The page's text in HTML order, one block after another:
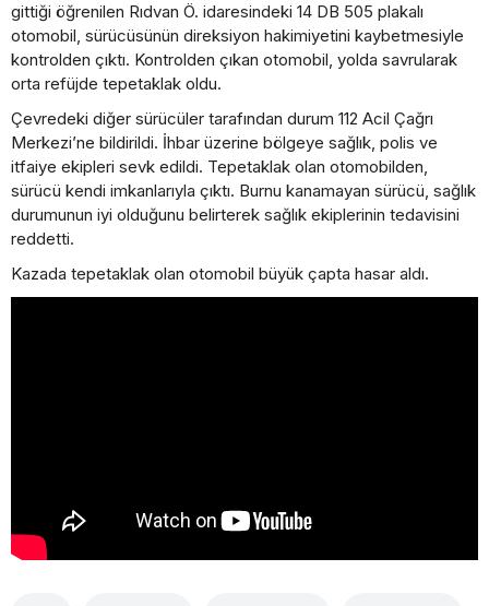
gittiği öğrenilen Rıdvan Ö. idaresindeki 14 DB 505 plakalı
otomobil, sürücüsünün direksiyon hakimiyetini kaybetmesiyle
kontrolden çıktı. Kontrolden çıkan otomobil, yolda savrularak
orta refüjde tepetaklak oldu.
Çevredeki diğer sürücüler tarafından durum 112 Acil Çağrı
Merkezi’ne bildirildi. İhbar üzerine bölgeye sağlık, polis ve
itfaiye ekipleri sevk edildi. Tepetaklak olan otomobilden,
sürücü kendi imkanlarıyla çıktı. Burnu kanamayan sürücü, sağlık
durumunun iyi olduğunu belirterek sağlık ekiplerinin tedavisini
reddetti.
Kazada tepetaklak olan otomobil büyük çapta hasar aldı.